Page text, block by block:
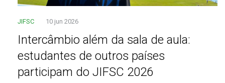
JIFSC 10 jun 2026
Intercâmbio além da sala de aula:
estudantes de outros países
participam do JIFSC 2026